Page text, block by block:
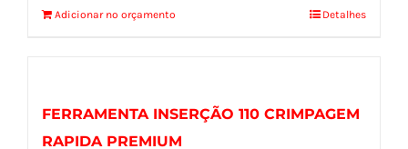
Adicionar no orçamento Detalhes
FERRAMENTA INSERÇÃO 110 CRIMPAGEM
RAPIDA PREMIUM